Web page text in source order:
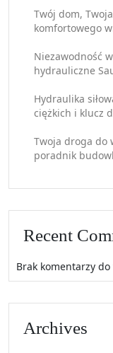
Twój dom,
komfortowego
Niezawodność
hydrauliczne
Hydraulika
ciężkich i klucz
Twoja droga do
poradnik
Recent
Brak komentarzy
Archives